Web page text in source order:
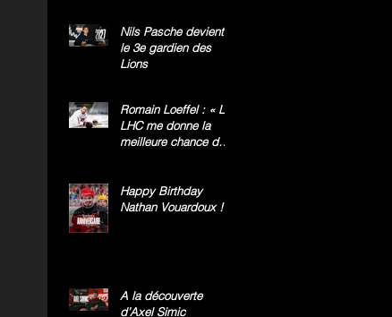
Nils Pasche devient
le 3e gardien des
Lions
Romain Loeffel : « Le
LHC me donne la
meilleure chance de
Happy Birthday
Nathan Vouardoux !
A la découverte
d’Axel Simic